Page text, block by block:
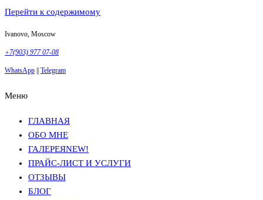
Перейти к содержимому
Ivanovo, Moscow
+7(903) 977 07-08
WhatsApp Telegram
Меню
ГЛАВНАЯ
ОБО МНЕ
ГАЛЕРЕЯNEW!
ПРАЙС-ЛИСТ И УСЛУГИ
ОТЗЫВЫ
БЛОГ